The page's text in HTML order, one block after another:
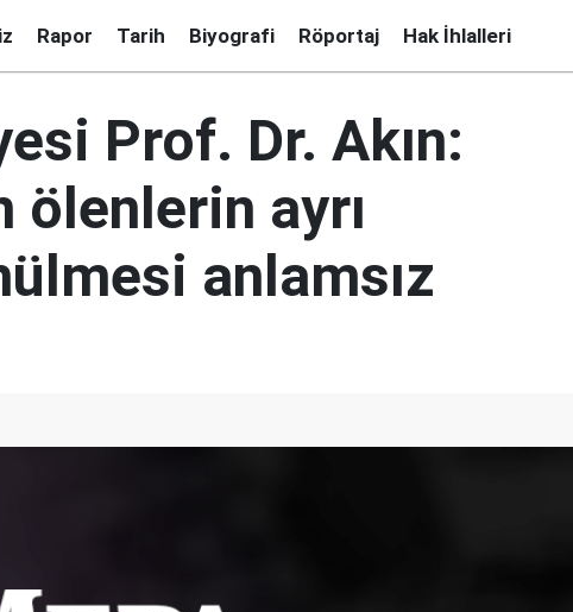
Rapor Tarih Biyografi Röportaj Hak İhlalleri
Prof. Dr. Akın:
ölenlerin ayrı
anlamsız